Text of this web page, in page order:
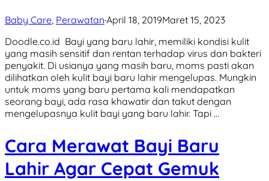
Baby Care, Perawatan·April 18, 2019Maret 15, 2023
Doodle.co.id Bayi yang baru lahir, memiliki kondisi kulit
yang masih sensitif dan rentan terhadap virus dan bakteri
penyakit. Di usianya yang masih baru, moms pasti akan
dilihatkan oleh kulit bayi baru lahir mengelupas. Mungkin
untuk moms yang baru pertama kali mendapatkan
seorang bayi, ada rasa khawatir dan takut dengan
mengelupasnya kulit bayi yang baru lahir. Tapi …
Cara Merawat Bayi Baru
Lahir Agar Cepat Gemuk